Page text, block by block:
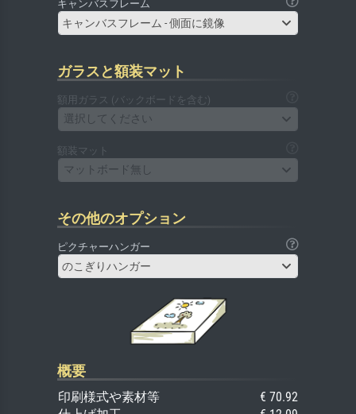
キャンバスフレーム
キャンバスフレーム - 側面に鏡像
ガラスと額装マット
額用ガラス (バックボードを含む)
選択してください
額装マット
マットボード無し
その他のオプション
ピクチャーハンガー
のこぎりハンガー
概要
印刷様式や素材等
€ 70.92